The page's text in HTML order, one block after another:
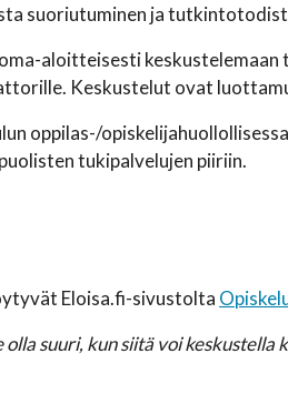
suoriutuminen ja
aloitteisesti
Keskustelut ovat
oppilas-/
tukipalvelujen piiriin.
Eloisa.fi-sivustolta
suuri, kun siitä voi